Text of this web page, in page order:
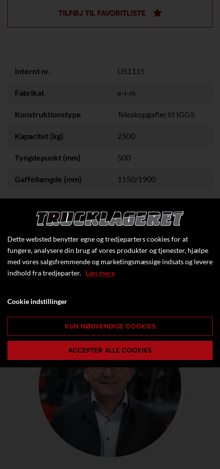
TILFØJ TIL FAVORITLISTE
Internt nr. US1115
Fabrikat e-l-m
Konstruktionstype Teleskopgafler til IGGS
Kapacitet (kg) 2500
Tyngdepunkt (mm) 500
Gaffellængde (mm) 1150/1900
Stand Brugt
Dette websted benytter egne og tredjeparters cookies for at
fungere, analysere din brug af vores produkter og tjenester, hjælpe
med vores salgsfremmende og marketingsmæssige indsats og levere
indhold fra tredjeparter. Læs mere
Cookie indstillinger
KUN NØDVENDIGE COOKIES
ACCEPTER ALLE COOKIES